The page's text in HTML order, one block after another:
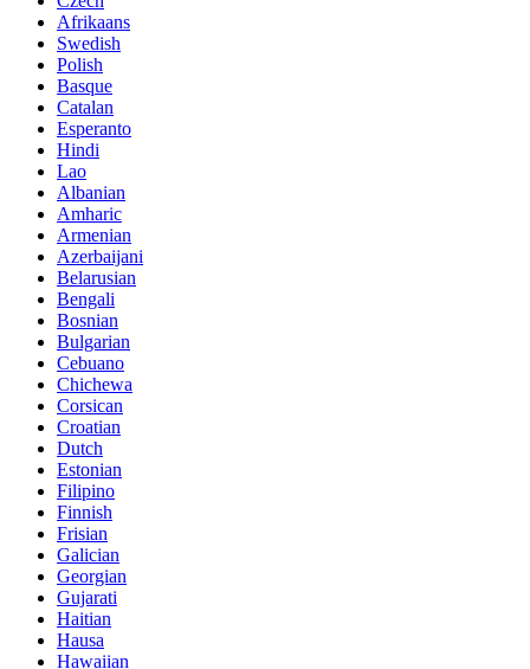
Afrikaans
Swedish
Polish
Basque
Catalan
Esperanto
Hindi
Lao
Albanian
Amharic
Armenian
Azerbaijani
Belarusian
Bengali
Bosnian
Bulgarian
Cebuano
Chichewa
Corsican
Croatian
Dutch
Estonian
Filipino
Finnish
Frisian
Galician
Georgian
Gujarati
Haitian
Hausa
Hawaiian